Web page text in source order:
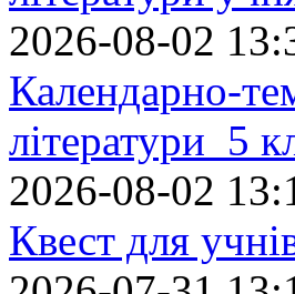
2026-08-02
Календарно-
літератури 5
2026-08-02
Квест для